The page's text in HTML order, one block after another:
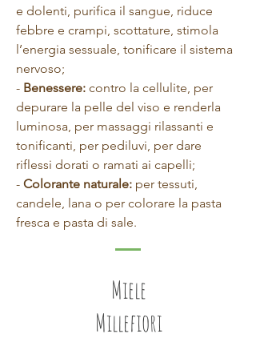
e dolenti, purifica il sangue, riduce
febbre e crampi, scottature, stimola
l’energia sessuale, tonificare il sistema
nervoso;
- Benessere: contro la cellulite, per
depurare la pelle del viso e renderla
luminosa, per massaggi rilassanti e
tonificanti, per pediluvi, per dare
riflessi dorati o ramati ai capelli;
- Colorante naturale: per tessuti,
candele, lana o per colorare la pasta
fresca e pasta di sale.
Miele
Millefiori